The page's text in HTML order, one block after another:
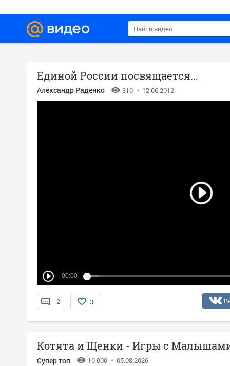
Единой России посвящается...
Александр Раденко 310 12.06.2012
00:00
2 3
Котята и Щенки - Игры с
Супер топ 10 000 05.08.2026